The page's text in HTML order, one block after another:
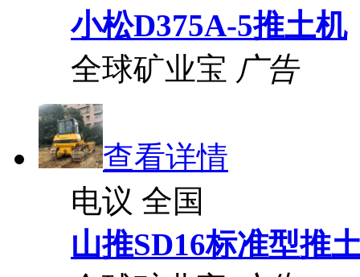
小松D375A-5推土机
全球矿业宝 广告
查看详情
电议 全国
山推SD16标准型推